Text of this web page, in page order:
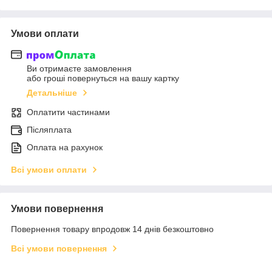
Умови оплати
Ви отримаєте замовлення
або гроші повернуться на вашу картку
Детальніше
Оплатити частинами
Післяплата
Оплата на рахунок
Всі умови оплати
Умови повернення
Повернення товару впродовж 14 днів безкоштовно
Всі умови повернення